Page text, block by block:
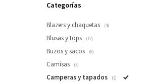
Categorías
Blazers y chaquetas (4)
Blusas y tops (12)
Buzos y sacos (6)
Camisas (3)
Camperas y tapados (2)